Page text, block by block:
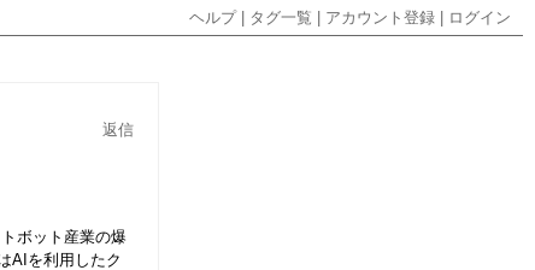
ヘルプ| タグ一覧 アカウント登録 ログイン
返信
ボット産業の爆
AIを利用したク